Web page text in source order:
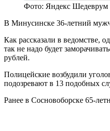
Фото: Яндекс Шедеврум
В Минусинске 36-летний
Как рассказали в ведомстве,
так не надо будет
рублей.
Полицейские возбудили
подозревают в 13 подобных
Ранее в Сосновоборске 65-